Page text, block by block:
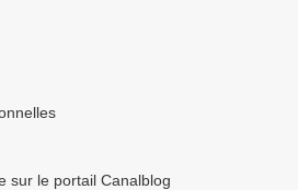
sur le portail Canalblog